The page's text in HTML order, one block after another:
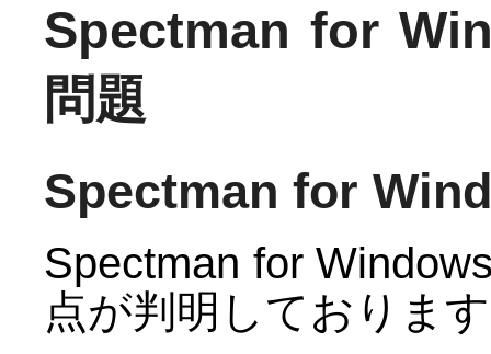
Spectman for
問題
Spectman for
Spectman for
点が判明しておりま